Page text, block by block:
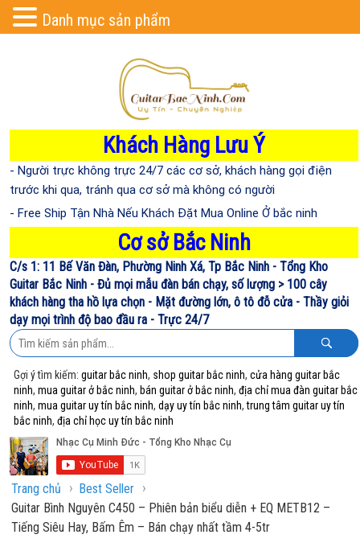
Khách Hàng Lưu Ý
- Người trực không trực 24/7 các cơ sở, khách hàng gọi điện
trước khi qua, tránh qua cơ sở mà không có người
- Free Ship Tận Nhà Nếu Khách Đặt Mua Online Ở bắc ninh
Cơ sở Bắc Ninh
C/s 1: 11 Bế Văn Đàn, Phường Ninh Xá, Tp Bắc Ninh - Tổng Kho
Guitar Bắc Ninh - Đủ mọi mẫu đàn bán chạy, số lượng > 100 cây
khách hàng tha hồ lựa chọn - Mặt đường lớn, ô tô đỗ cửa - Thầy giỏi
dạy mọi trình độ bao đầu ra - Trực 24/7
Gợi ý tìm kiếm:guitar bắc ninh, shop guitar bắc ninh,cửa hàng guitar bắc
ninh,mua guitar ở bắc ninh, bán guitar ở bắc ninh,địa chỉ mua đàn guitar bắc
ninh,mua guitar uy tín bắc ninh,dạy uy tín bắc ninh,trung tâm guitar uy tín
bắc ninh,địa chỉ học uy tín bắc ninh
Trang chủ › Best Seller ›
Guitar Bình Nguyên C450 – Phiên bản biểu diễn + EQ METB12 –
Tiếng Siêu Hay, Bấm Êm – Bán chạy nhất tầm 4-5tr
Danh mục sản phẩm